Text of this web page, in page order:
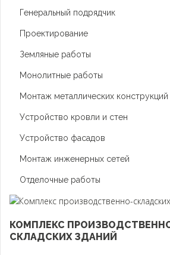
Генеральный подрядчик
Проектирование
Земляные работы
Монолитные работы
Монтаж металлических конструкций
Устройство кровли и стен
Устройство фасадов
Монтаж инженерных сетей
Отделочные работы
КОМПЛЕКС
СКЛАДСКИХ ЗДАНИЙ